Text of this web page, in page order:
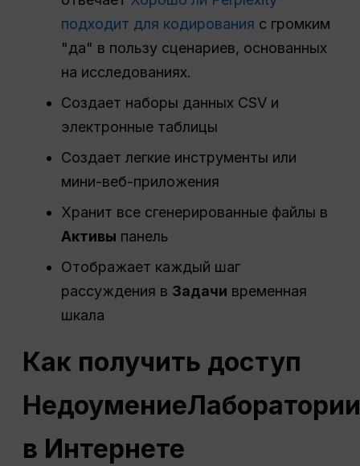
подходит для кодирования с громким
"да" в пользу сценариев, основанных
на исследованиях.
Создает наборы данных CSV и
электронные таблицы
Создает легкие инструменты или
мини-веб-приложения
Хранит все сгенерированные файлы в
Активы панель
Отображает каждый шаг
рассуждения в Задачи временная
шкала
Как получить доступ
Недоумение
в Интернете